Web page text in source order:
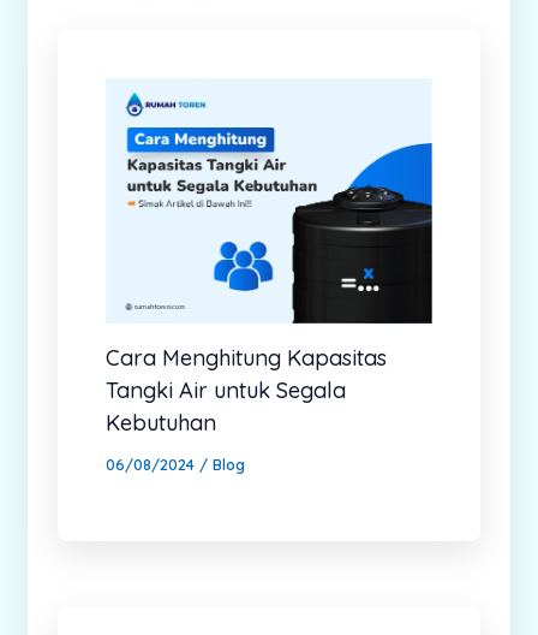
Cara Menghitung Kapasitas
Tangki Air untuk Segala
Kebutuhan
06/08/2024 / Blog